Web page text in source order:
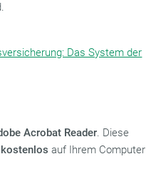
Das System der
Acrobat Reader. Diese
kostenlos auf Ihrem Computer